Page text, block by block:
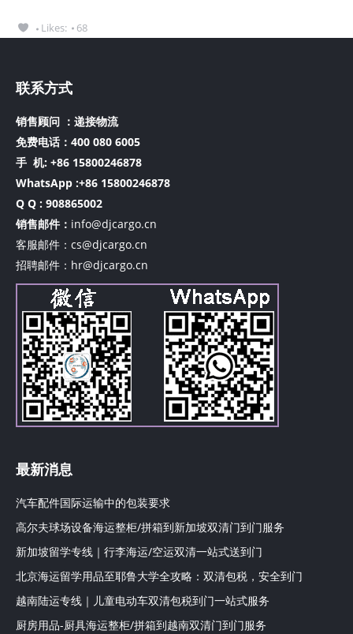
Likes: 68
联系方式
销售顾问 ：递接物流
免费电话：400 080 6005
手 机: +86 15800246878
WhatsApp :+86 15800246878
Q Q : 908865002
销售邮件： info@djcargo.cn
客服邮件：cs@djcargo.cn
招聘邮件：hr@djcargo.cn
最新消息
汽车配件国际运输中的包装要求
高尔夫球场设备海运整柜/拼箱到新加坡双清门到门服务
新加坡留学专线｜行李海运/空运双清一站式送到门
北京海运留学用品至耶鲁大学全攻略：双清包税，安全到门
越南陆运专线｜儿童电动车双清包税到门一站式服务
厨房用品-厨具海运整柜/拼箱到越南双清门到门服务